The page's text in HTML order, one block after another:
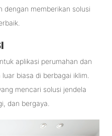
dengan memberikan solusi
aplikasi perumahan dan
biasa di berbagai iklim.
mencari solusi jendela
dan bergaya.